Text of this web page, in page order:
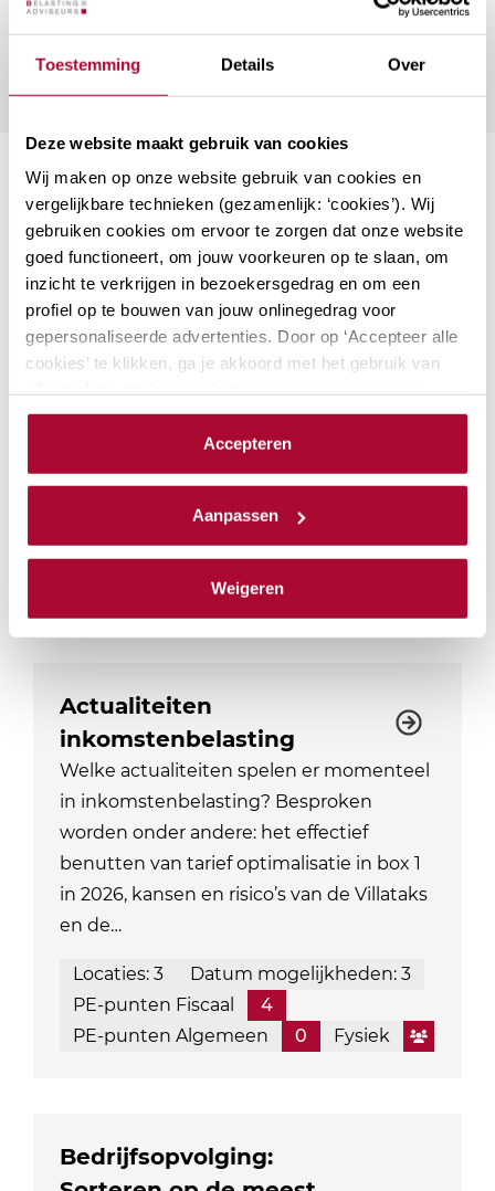
Toestemming Details Over
Deze website maakt gebruik van cookies
Wij maken op onze website gebruik van cookies en
vergelijkbare technieken (gezamenlijk: ‘cookies’). Wij
gebruiken cookies om ervoor te zorgen dat onze website
goed functioneert, om jouw voorkeuren op te slaan, om
inzicht te verkrijgen in bezoekersgedrag en om een
profiel op te bouwen van jouw onlinegedrag voor
gepersonaliseerde advertenties. Door op ‘Accepteer alle
cookies’ te klikken, ga je akkoord met het gebruik van
cookieverklaring.
We werken samen met23 derdendie uw gegevens
Accepteren
Aanpassen
Weigeren
Suggesties
Aanmerkelijk belang en
terbeschikkingstellingsregeling
De kans is groot dat aandeelhouders met
een aanmerkelijk belang onderdeel zijn
ben je natuurlijk op de hoogte van de
laatste ontwikkelingen. Bij RB Academy…
Locaties: 2
Datum mogelijkheden: 3
PE-punten Fiscaal
12
PE-punten Algemeen
0
Actualiteiten
inkomstenbelasting
Welke actualiteiten spelen er momenteel
in inkomstenbelasting? Besproken
worden onder andere: het effectief
benutten van tarief optimalisatie in box 1
in 2026, kansen en risico’s van de Villataks
en de…
Locaties: 3
Datum mogelijkheden: 3
PE-punten Fiscaal
4
PE-punten Algemeen
0 Fysiek
Bedrijfsopvolging: